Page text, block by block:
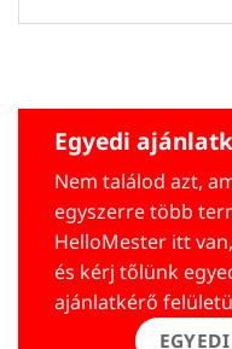
Egyedi
Nem találod azt,
egyszerre több
HelloMester itt
és kérj tőlünk
ajánlatkérő